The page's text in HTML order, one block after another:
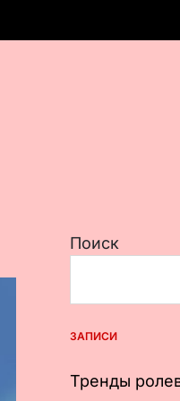
Поиск
ЗАПИСИ
Тренды